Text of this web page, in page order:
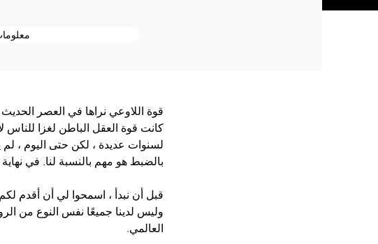
قوة اللاوعي نراها في العصر الحديث
كانت قوة العقل الباطن لغزا للناس
لسنوات عديدة ، لكن حتى اليوم ،
بالضبط هو مهم بالنسبة لنا. في
قبل أن نبدأ ، اسمحوا لي أن أقدم
وليس لدينا جميعًا نفس النوع من
العالمي.